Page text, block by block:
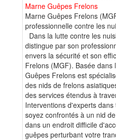
Marne Guêpes Frelons
Marne Guêpes Frelons
professionnelle contre les
Dans la lutte contre les
distingue par son
envers la sécurité et son
Frelons (MGF). Basée
Guêpes Frelons est
des nids de frelons
des services étendus à
Interventions d'experts
soyez confrontés à un nid
dans un endroit difficile
guêpes perturbant votre